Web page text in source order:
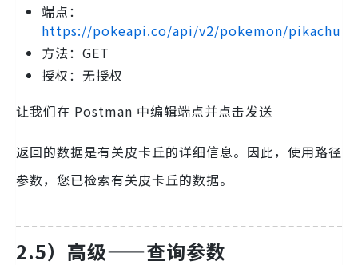
端点：
https://pokeapi.co/api/v2/pokemon/pikachu
方法：GET
授权：无授权
让我们在 Postman 中编辑端点并点击发送
返回的数据是有关皮卡丘的详细信息。因此，使用路径
参数，您已检索有关皮卡丘的数据。
2.5）高级——查询参数